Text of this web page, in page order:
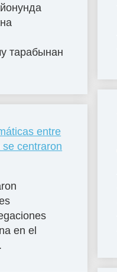
тарабынан
entre
centraron
en el